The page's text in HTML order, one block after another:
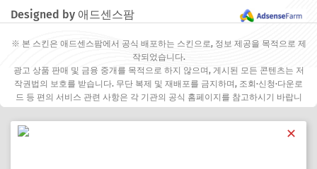
Designed by 애드센스팜
※ 본 스킨은 애드센스팜에서 공식 배포하는 스킨으로, 정보 제공을 목적으로 제
작되었습니다.
광고 상품 판매 및 금융 중개를 목적으로 하지 않으며, 게시된 모든 콘텐츠는 저
작권법의 보호를 받습니다. 무단 복제 및 재배포를 금지하며, 조회·신청·다운로
드 등 편의 서비스 관련 사항은 각 기관의 공식 홈페이지를 참고하시기 바랍니
✕